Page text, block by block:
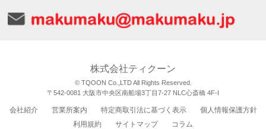
株式会社ティクーン
© TQOON Co.,LTD All Rights Reserved.
〒542-0081 大阪市中央区南船場3丁目7-27 NLC心斎橋 4F-I
会社紹介 営業所案内 特定商取引法に基づく表示
個人情報保護方針
利用規約
サイトマップ コラム